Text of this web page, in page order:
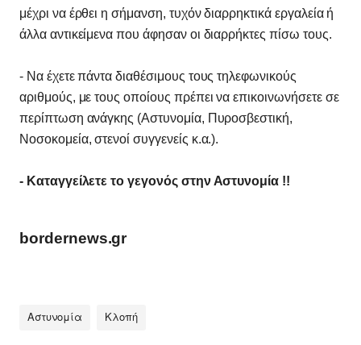
μέχρι να έρθει η σήμανση, τυχόν διαρρηκτικά εργαλεία ή
άλλα αντικείμενα που άφησαν οι διαρρήκτες πίσω τους.
- Να έχετε πάντα διαθέσιμους τους τηλεφωνικούς
αριθμούς, με τους οποίους πρέπει να επικοινωνήσετε σε
περίπτωση ανάγκης (Αστυνομία, Πυροσβεστική,
Νοσοκομεία, στενοί συγγενείς κ.α.).
- Καταγγείλετε το γεγονός στην Αστυνομία !!
bordernews.gr
Αστυνομία Κλοπή